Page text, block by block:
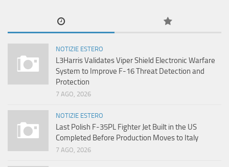
NOTIZIE ESTERO
L3Harris Validates Viper Shield Electronic Warfare
System to Improve F-16 Threat Detection and
Protection
7 AGO, 2026
NOTIZIE ESTERO
Last Polish F-35PL Fighter Jet Built in the US
Completed Before Production Moves to Italy
7 AGO, 2026